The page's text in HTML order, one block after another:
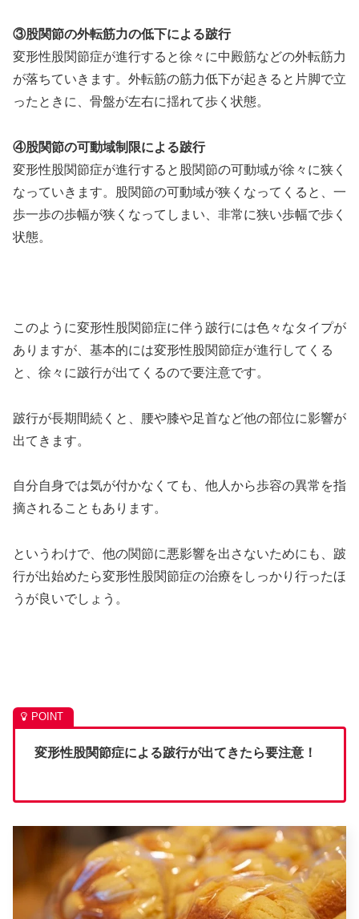
③股関節の外転筋力の低下による跛行
変形性股関節症が進行すると徐々に中殿筋などの外転筋力
が落ちていきます。外転筋の筋力低下が起きると片脚で立
ったときに、骨盤が左右に揺れて歩く状態。
④股関節の可動域制限による跛行
変形性股関節症が進行すると股関節の可動域が徐々に狭く
なっていきます。股関節の可動域が狭くなってくると、一
歩一歩の歩幅が狭くなってしまい、非常に狭い歩幅で歩く
状態。
このように変形性股関節症に伴う跛行には色々なタイプが
ありますが、基本的には変形性股関節症が進行してくる
と、徐々に跛行が出てくるので要注意です。
跛行が長期間続くと、腰や膝や足首など他の部位に影響が
出てきます。
自分自身では気が付かなくても、他人から歩容の異常を指
摘されることもあります。
というわけで、他の関節に悪影響を出さないためにも、跛
行が出始めたら変形性股関節症の治療をしっかり行ったほ
うが良いでしょう。
変形性股関節症による跛行が出てきたら要注意！